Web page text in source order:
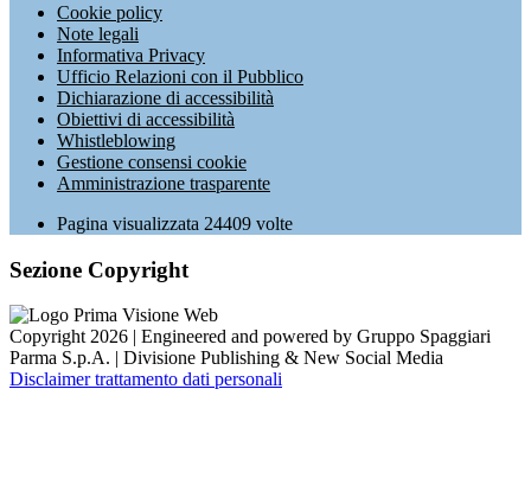
Cookie policy
Note legali
Informativa Privacy
Ufficio Relazioni con il Pubblico
Dichiarazione di accessibilità
Obiettivi di accessibilità
Whistleblowing
Gestione consensi cookie
Amministrazione trasparente
Pagina visualizzata 24409 volte
Sezione Copyright
Copyright 2026 | Engineered and powered by Gruppo Spaggiari
Parma S.p.A. | Divisione Publishing & New Social Media
Disclaimer trattamento dati personali